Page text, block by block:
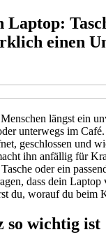
Laptop:
einen
längst ein
unterwegs im
geschlossen und
ihn anfällig für
oder ein
dass dein Laptop
du, worauf du beim
so wichtig ist